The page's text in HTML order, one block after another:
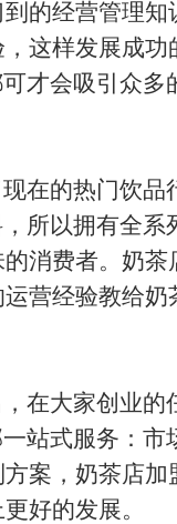
的经营管理知
这样发展成功
才会吸引众多
在的热门饮品
所以拥有全系
消费者。奶茶
营经验教给奶
大家创业的
站式服务：市
案，奶茶店加
好的发展。